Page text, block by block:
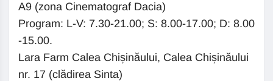
A9 (zona Cinematograf Dacia)
Program: L-V: 7.30-21.00; S: 8.00-17.00; D: 8.00
-15.00.
Lara Farm Calea Chișinăului, Calea Chișinăului
nr. 17 (clădirea Sinta)